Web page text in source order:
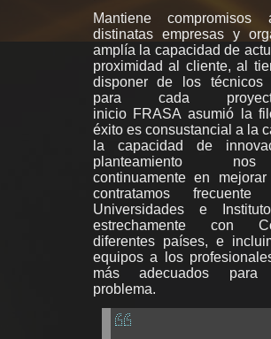
Mantiene compromisos
distinatas empresas y
amplía la capacidad de
proximidad al cliente, al
disponer de los técnicos
para cada
inicio FRASA asumió la
éxito es consustancial a la
la capacidad de
planteamiento nos
continuamente en
contratamos
Universidades e
estrechamente con
diferentes países, e
equipos a los
más adecuados para
problema.